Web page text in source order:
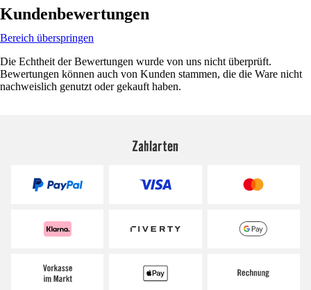
Kundenbewertungen
Bereich überspringen
Die Echtheit der Bewertungen wurde von uns nicht überprüft.
Bewertungen können auch von Kunden stammen, die die Ware nicht
nachweislich genutzt oder gekauft haben.
Zahlarten